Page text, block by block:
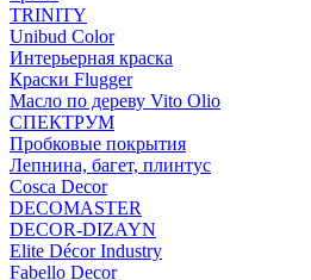
TRINITY
Unibud Color
Интерьерная краска
Краски Flugger
Масло по дереву Vito Olio
СПЕКТРУМ
Пробковые покрытия
Лепнина, багет, плинтус
Cosca Decor
DECOMASTER
DECOR-DIZAYN
Elite Décor Industry
Fabello Decor